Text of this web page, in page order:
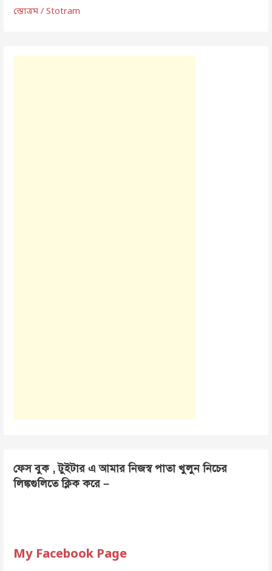
স্তোত্রম / Stotram
ফেস বুক , টুইটার এ আমার নিজস্ব পাতা খুলুন নিচের
লিঙ্কগুলিতে ক্লিক করে –
My Facebook Page